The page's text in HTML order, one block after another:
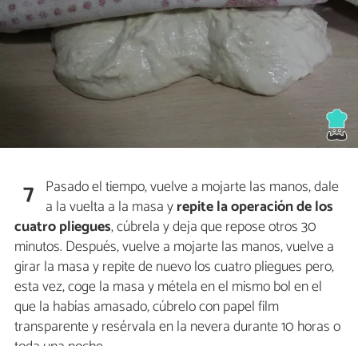
7 Pasado el tiempo, vuelve a mojarte las manos, dale
a la vuelta a la masa yrepite la operación de los
cuatro pliegues, cúbrela y deja que repose otros 30
minutos. Después, vuelve a mojarte las manos, vuelve a
girar la masa y repite de nuevo los cuatro pliegues pero,
esta vez, coge la masa y métela en el mismo bol en el
que la habías amasado, cúbrelo con papel film
transparente y resérvala en la nevera durante 10 horas o